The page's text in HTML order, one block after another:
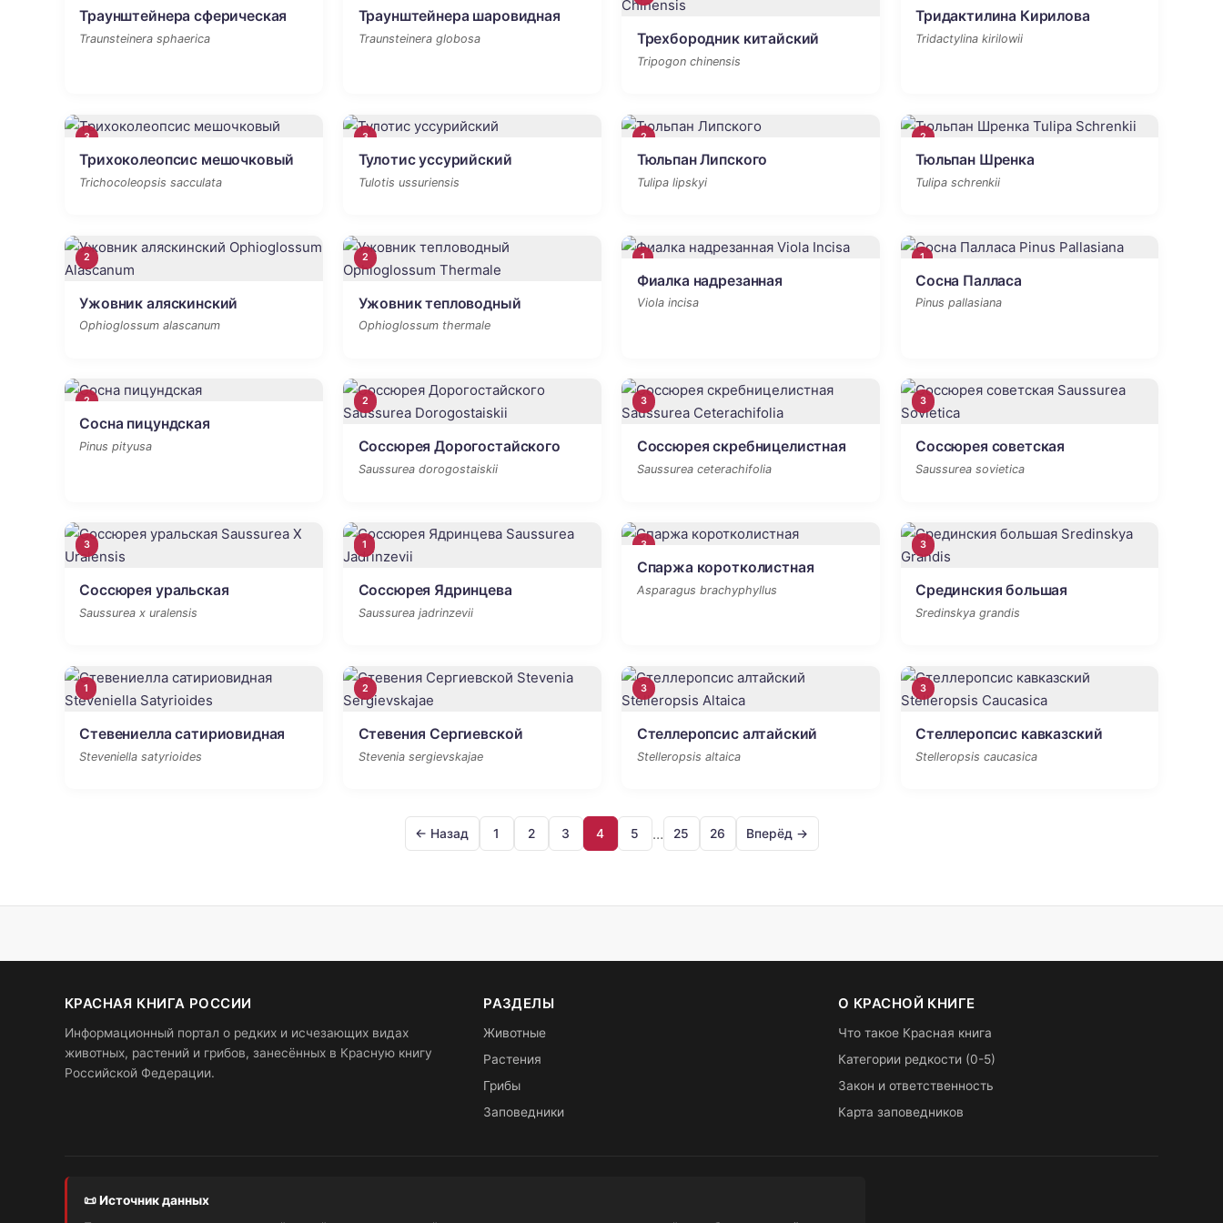
Траунштейнера сферическая
Traunsteinera sphaerica
Траунштейнера шаровидная
Traunsteinera globosa Трехбородник китайский
Tripogon chinensis
Тридактилина Кирилова
Tridactylina kirilowii
3
Трихоколеопсис мешочковый
Trichocoleopsis sacculata
3
Тулотис уссурийский
Tulotis ussuriensis
2
Тюльпан Липского
Tulipa lipskyi
2
Тюльпан Шренка
Tulipa schrenkii
2
Ужовник аляскинский
Ophioglossum alascanum
2
Ужовник тепловодный
Ophioglossum thermale
1
Фиалка надрезанная
Viola incisa
1
Сосна Палласа
Pinus pallasiana
2
Сосна пицундская
Pinus pityusa
2
Соссюрея Дорогостайского
Saussurea dorogostaiskii
3
Соссюрея скребницелистная
Saussurea ceterachifolia
3
Соссюрея советская
Saussurea sovietica
3
Соссюрея уральская
Saussurea x uralensis
1
Соссюрея Ядринцева
Saussurea jadrinzevii
3
Спаржа коротколистная
Asparagus brachyphyllus
3
Срединския большая
Sredinskya grandis
1
Стевениелла сатириовидная
Steveniella satyrioides
2
Стевения Сергиевской
Stevenia sergievskajae
3
Стеллеропсис алтайский
Stelleropsis altaica
3
Стеллеропсис кавказский
Stelleropsis caucasica
← Назад 1 2 3 4 5 … 25 26 Вперёд →
КРАСНАЯ КНИГА РОССИИ
Информационный портал о редких и исчезающих видах
животных, растений и грибов, занесённых в Красную книгу
Российской Федерации.
РАЗДЕЛЫ
Животные
Растения
Грибы
Заповедники
О КРАСНОЙ КНИГЕ
Что такое Красная книга
Категории редкости (0-5)
Закон и ответственность
Карта заповедников
📜 Источник данных